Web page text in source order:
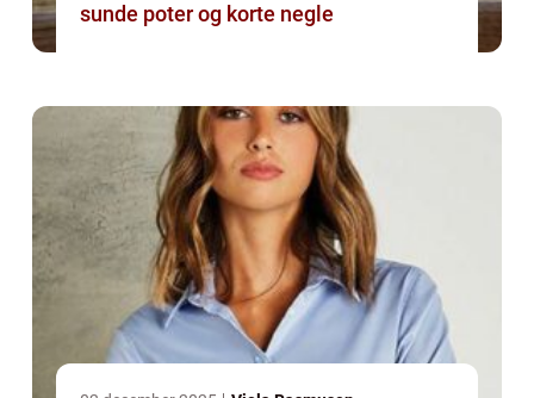
sunde poter og korte negle